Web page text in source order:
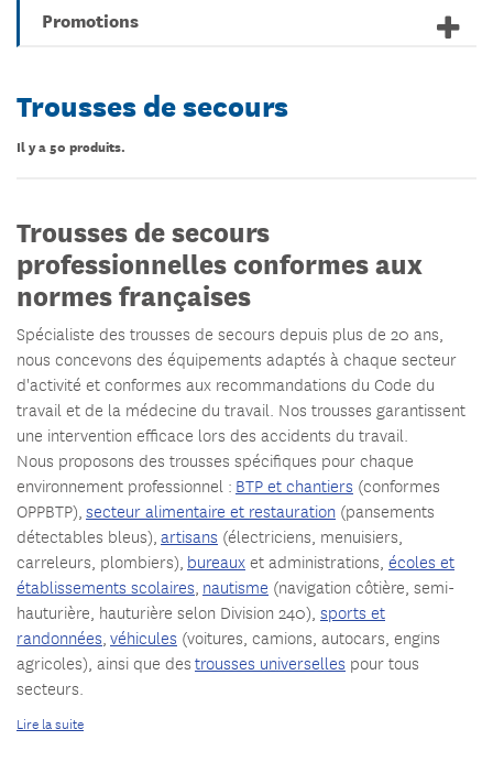
Promotions
Trousses de secours
Il y a 50 produits.
Trousses de secours
professionnelles conformes aux
normes françaises
Spécialiste des trousses de secours depuis plus de 20 ans,
nous concevons des équipements adaptés à chaque secteur
d'activité et conformes aux recommandations du Code du
travail et de la médecine du travail. Nos trousses garantissent
une intervention efficace lors des accidents du travail.
Nous proposons des trousses spécifiques pour chaque
environnement professionnel : BTP et chantiers (conformes
OPPBTP),secteur alimentaire et restauration (pansements
détectables bleus),artisans (électriciens, menuisiers,
carreleurs, plombiers), bureauxet administrations, écoles et
établissements scolaires, nautisme (navigation côtière, semi-
hauturière, hauturière selon Division 240), sports et
randonnées,véhicules (voitures, camions, autocars, engins
agricoles), ainsi que destrousses universelles pour tous
secteurs.
Lire la suite